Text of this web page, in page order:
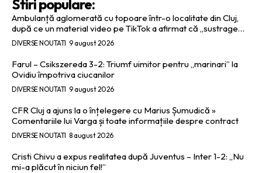
Stiri populare:
Ambulanță aglomerată cu topoare într-o localitate din Cluj,
după ce un material video pe TikTok a afirmat că „sustrage…
DIVERSE NOUTATI 9 august 2026
Farul – Csikszereda 3-2: Triumf uimitor pentru „marinari” la
Ovidiu împotriva ciucanilor
DIVERSE NOUTATI 9 august 2026
CFR Cluj a ajuns la o înțelegere cu Marius Șumudică »
Comentariile lui Varga și toate informațiile despre contract
DIVERSE NOUTATI 8 august 2026
Cristi Chivu a expus realitatea după Juventus – Inter 1-2: „Nu
mi-a plăcut în niciun fel!”